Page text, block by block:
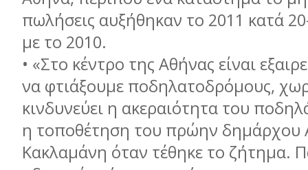
πωλήσεις αυξήθηκαν το 2011 κατά
με το 2010.
• «Στο κέντρο της Αθήνας είναι
να φτιάξουμε ποδηλατοδρόμους,
κινδυνεύει η ακεραιότητα του
η τοποθέτηση του πρώην δημάρχου
Κακλαμάνη όταν τέθηκε το ζήτημα.